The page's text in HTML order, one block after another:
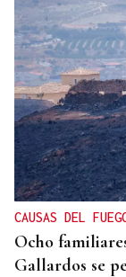
AMENAZAS EN EL
Detenido en
tras
CAUSAS DEL
Ocho
Gallardos se